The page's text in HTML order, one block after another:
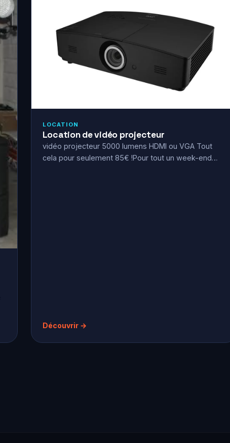
LOCATION
Location de vidéo projecteur
vidéo projecteur 5000 lumens HDMI ou VGA Tout
cela pour seulement 85€ !Pour tout un week-end…
Découvrir →